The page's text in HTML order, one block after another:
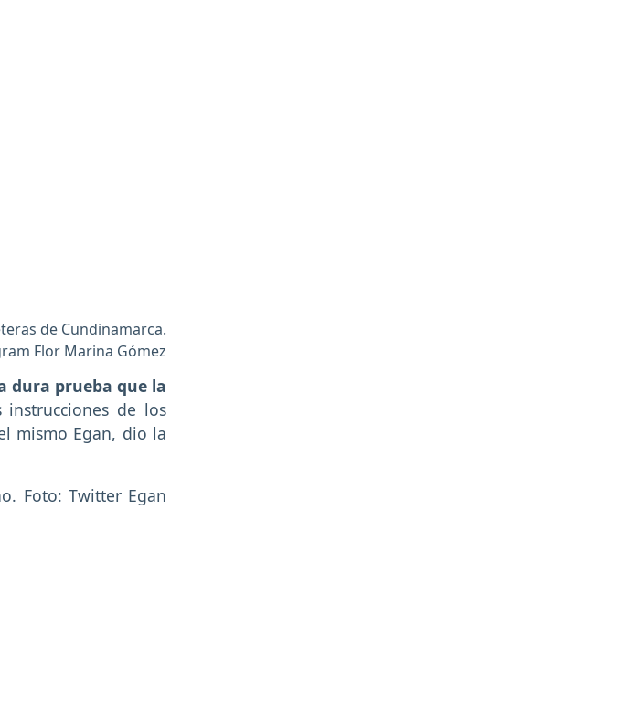
de Cundinamarca.
Flor Marina Gómez
dura prueba que la
de los
mismo Egan, dio la